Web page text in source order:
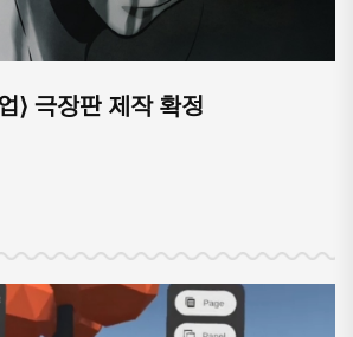
⟩ 극장판 제작 확정